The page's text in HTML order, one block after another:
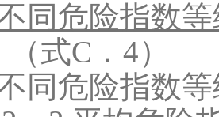
同危险指数
式C．4）
同危险指数